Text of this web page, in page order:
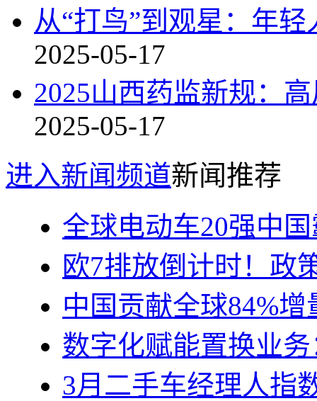
从“打鸟”到观星：年
2025-05-17
2025山西药监新规：
2025-05-17
进入新闻频道新闻推荐
全球电动车20强中
欧7排放倒计时！政
中国贡献全球84%
数字化赋能置换业
3月二手车经理人指